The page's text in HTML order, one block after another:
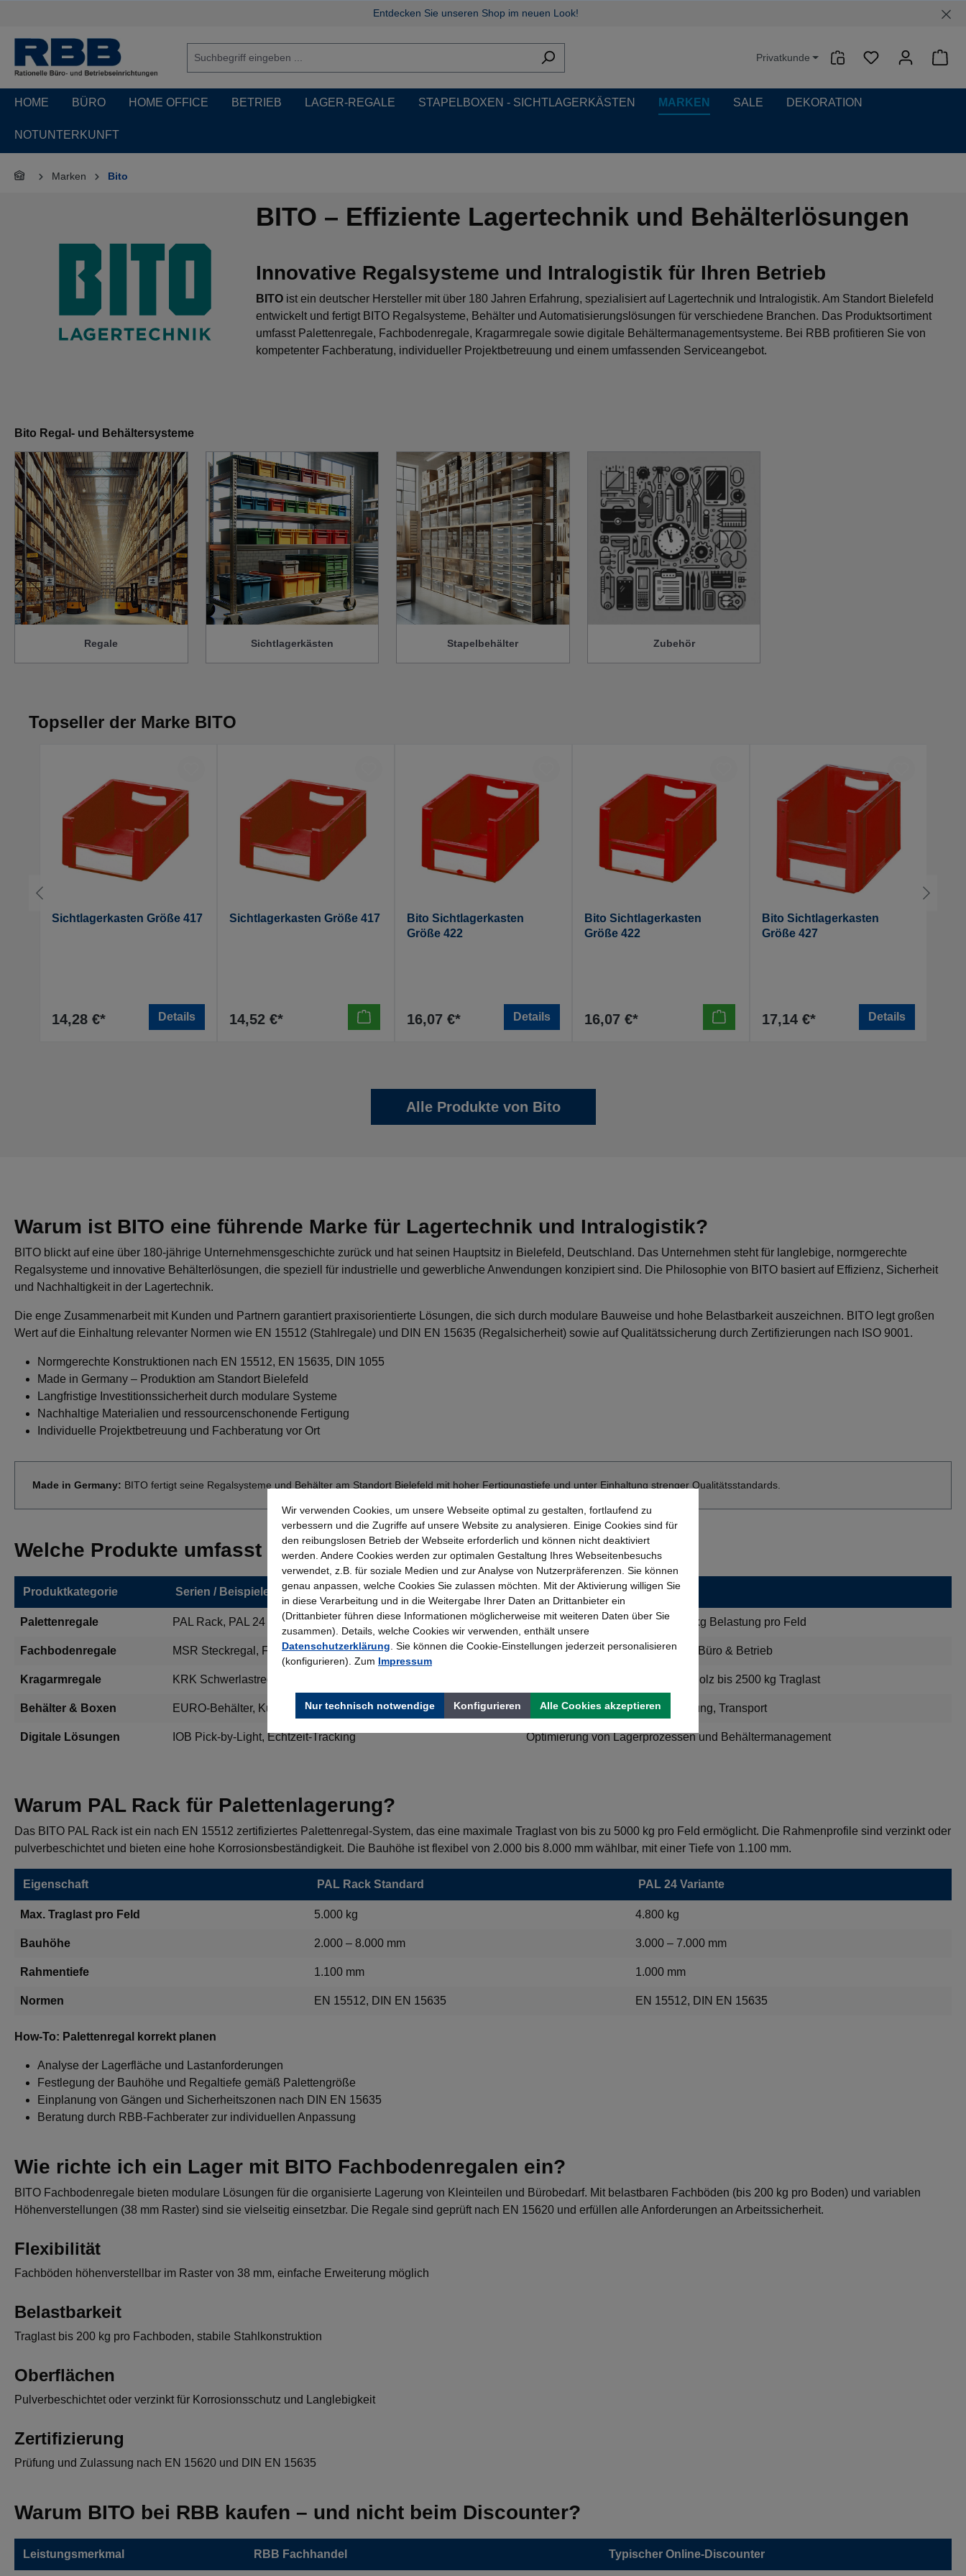
Entdecken Sie unseren Shop im neuen Look!
Privatkunde
HOME BÜRO HOME OFFICE BETRIEB LAGER-REGALE STAPELBOXEN - SICHTLAGERKÄSTEN MARKEN SALE DEKORATION
NOTUNTERKUNFT
Marken Bito
BITO – Effiziente Lagertechnik und Behälterlösungen
Innovative Regalsysteme und Intralogistik für Ihren Betrieb
BITO ist ein deutscher Hersteller mit über 180 Jahren Erfahrung, spezialisiert auf Lagertechnik und Intralogistik. Am Standort Bielefeld
entwickelt und fertigt BITO Regalsysteme, Behälter und Automatisierungslösungen für verschiedene Branchen. Das Produktsortiment
umfasst Palettenregale, Fachbodenregale, Kragarmregale sowie digitale Behältermanagementsysteme. Bei RBB profitieren Sie von
kompetenter Fachberatung, individueller Projektbetreuung und einem umfassenden Serviceangebot.
Bito Regal- und Behältersysteme
Regale Sichtlagerkästen Stapelbehälter Zubehör
Topseller der Marke BITO
Sichtlagerkasten Größe 417
14,28 €* Details
Sichtlagerkasten Größe 417
14,52 €*
Bito Sichtlagerkasten
Größe 422
16,07 €* Details
Bito Sichtlagerkasten
Größe 422
16,07 €*
Bito Sichtlagerkasten
Größe 427
17,14 €* Details
Alle Produkte von Bito
Warum ist BITO eine führende Marke für Lagertechnik und Intralogistik?
BITO blickt auf eine über 180-jährige Unternehmensgeschichte zurück und hat seinen Hauptsitz in Bielefeld, Deutschland. Das Unternehmen steht für langlebige, normgerechte
Regalsysteme und innovative Behälterlösungen, die speziell für industrielle und gewerbliche Anwendungen konzipiert sind. Die Philosophie von BITO basiert auf Effizienz, Sicherheit
und Nachhaltigkeit in der Lagertechnik.
Die enge Zusammenarbeit mit Kunden und Partnern garantiert praxisorientierte Lösungen, die sich durch modulare Bauweise und hohe Belastbarkeit auszeichnen. BITO legt großen
Wert auf die Einhaltung relevanter Normen wie EN 15512 (Stahlregale) und DIN EN 15635 (Regalsicherheit) sowie auf Qualitätssicherung durch Zertifizierungen nach ISO 9001.
Normgerechte Konstruktionen nach EN 15512, EN 15635, DIN 1055
Made in Germany – Produktion am Standort Bielefeld
Langfristige Investitionssicherheit durch modulare Systeme
Nachhaltige Materialien und ressourcenschonende Fertigung
Individuelle Projektbetreuung und Fachberatung vor Ort
Made in Germany: BITO fertigt seine Regalsysteme und Behälter am Standort Bielefeld mit hoher Fertigungstiefe und unter Einhaltung strenger Qualitätsstandards.
Welche Produkte umfasst das BITO-Sortiment?
Produktkategorie Serien / Beispiele Einsatzbereich
Palettenregale PAL Rack, PAL 24 Lagerung von Paletten, bis 5000 kg Belastung pro Feld
Fachbodenregale MSR Steckregal, Fachbodenregal 38 mm Lagereinrichtungen für Kleinteile, Büro & Betrieb
Kragarmregale KRK Schwerlastregal Lagerung von Langgut, Rohren, Holz bis 2500 kg Traglast
Behälter & Boxen EURO-Behälter, Kunststoffboxen, Stapelbehälter Materialhandling, Kommissionierung, Transport
Digitale Lösungen IOB Pick-by-Light, Echtzeit-Tracking Optimierung von Lagerprozessen und Behältermanagement
Warum PAL Rack für Palettenlagerung?
Das BITO PAL Rack ist ein nach EN 15512 zertifiziertes Palettenregal-System, das eine maximale Traglast von bis zu 5000 kg pro Feld ermöglicht. Die Rahmenprofile sind verzinkt oder
pulverbeschichtet und bieten eine hohe Korrosionsbeständigkeit. Die Bauhöhe ist flexibel von 2.000 bis 8.000 mm wählbar, mit einer Tiefe von 1.100 mm.
Eigenschaft PAL Rack Standard PAL 24 Variante
Max. Traglast pro Feld 5.000 kg 4.800 kg
Bauhöhe 2.000 – 8.000 mm 3.000 – 7.000 mm
Rahmentiefe 1.100 mm 1.000 mm
Normen EN 15512, DIN EN 15635 EN 15512, DIN EN 15635
How-To: Palettenregal korrekt planen
Analyse der Lagerfläche und Lastanforderungen
Festlegung der Bauhöhe und Regaltiefe gemäß Palettengröße
Einplanung von Gängen und Sicherheitszonen nach DIN EN 15635
Beratung durch RBB-Fachberater zur individuellen Anpassung
Wie richte ich ein Lager mit BITO Fachbodenregalen ein?
BITO Fachbodenregale bieten modulare Lösungen für die organisierte Lagerung von Kleinteilen und Bürobedarf. Mit belastbaren Fachböden (bis 200 kg pro Boden) und variablen
Höhenverstellungen (38 mm Raster) sind sie vielseitig einsetzbar. Die Regale sind geprüft nach EN 15620 und erfüllen alle Anforderungen an Arbeitssicherheit.
Flexibilität
Fachböden höhenverstellbar im Raster von 38 mm, einfache Erweiterung möglich
Belastbarkeit
Traglast bis 200 kg pro Fachboden, stabile Stahlkonstruktion
Oberflächen
Pulverbeschichtet oder verzinkt für Korrosionsschutz und Langlebigkeit
Zertifizierung
Prüfung und Zulassung nach EN 15620 und DIN EN 15635
Warum BITO bei RBB kaufen – und nicht beim Discounter?
Leistungsmerkmal RBB Fachhandel Typischer Online-Discounter
Wir verwenden Cookies, um unsere Webseite optimal zu gestalten, fortlaufend zu
verbessern und die Zugriffe auf unsere Website zu analysieren. Einige Cookies sind für
den reibungslosen Betrieb der Webseite erforderlich und können nicht deaktiviert
werden. Andere Cookies werden zur optimalen Gestaltung Ihres Webseitenbesuchs
verwendet, z.B. für soziale Medien und zur Analyse von Nutzerpräferenzen. Sie können
genau anpassen, welche Cookies Sie zulassen möchten. Mit der Aktivierung willigen Sie
in diese Verarbeitung und in die Weitergabe Ihrer Daten an Drittanbieter ein
(Drittanbieter führen diese Informationen möglicherweise mit weiteren Daten über Sie
zusammen). Details, welche Cookies wir verwenden, enthält unsere
Datenschutzerklärung . Sie können die Cookie-Einstellungen jederzeit personalisieren
(konfigurieren). Zum Impressum
Nur technisch notwendige Konfigurieren Alle Cookies akzeptieren